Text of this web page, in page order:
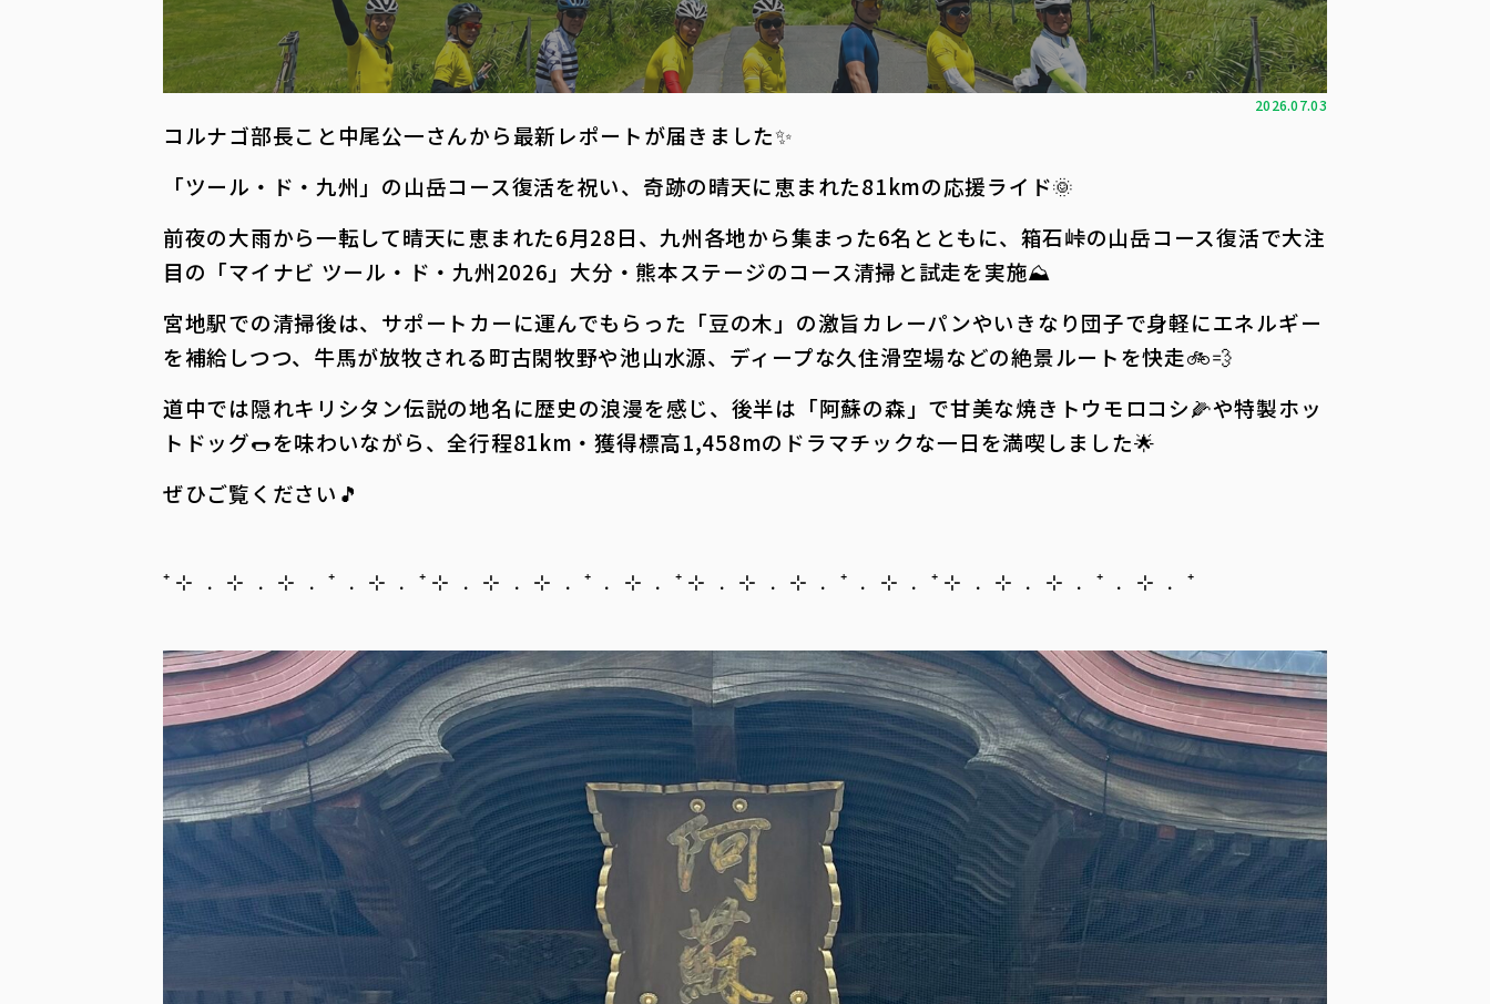
2026.07.03
コルナゴ部長こと中尾公一さんから最新レポートが届きました✨
「ツール・ド・九州」の山岳コース復活を祝い、奇跡の晴天に恵まれた81kmの応援ライド🌞
前夜の大雨から一転して晴天に恵まれた6月28日、九州各地から集まった6名とともに、箱石峠の山岳コース復活で大注
目の「マイナビ ツール・ド・九州2026」大分・熊本ステージのコース清掃と試走を実施⛰️
宮地駅での清掃後は、サポートカーに運んでもらった「豆の木」の激旨カレーパンやいきなり団子で身軽にエネルギー
を補給しつつ、牛馬が放牧される町古閑牧野や池山水源、ディープな久住滑空場などの絶景ルートを快走🚲💨
道中では隠れキリシタン伝説の地名に歴史の浪漫を感じ、後半は「阿蘇の森」で甘美な焼きトウモロコシ🌽や特製ホッ
トドッグ🌭を味わいながら、全行程81km・獲得標高1,458mのドラマチックな一日を満喫しました🌟
ぜひご覧ください🎵
⁺ ⊹ ﹒ ⊹ ﹒ ⊹ ﹒ ⁺ ﹒ ⊹ ﹒ ⁺ ⊹ ﹒ ⊹ ﹒ ⊹ ﹒ ⁺ ﹒ ⊹ ﹒ ⁺ ⊹ ﹒ ⊹ ﹒ ⊹ ﹒ ⁺ ﹒ ⊹ ﹒ ⁺ ⊹ ﹒ ⊹ ﹒ ⊹ ﹒ ⁺ ﹒ ⊹ ﹒ ⁺